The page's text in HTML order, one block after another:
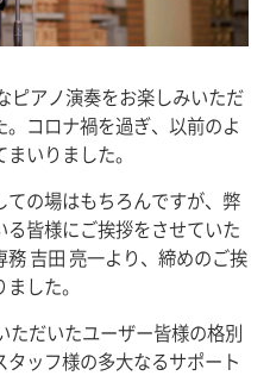
ピアノ演奏をお楽しみいただ
コロナ禍を過ぎ、以前のよ
いりました。
の場はもちろんですが、弊
皆様にご挨拶をさせていた
吉田 亮一より、締めのご挨
した。
ただいたユーザー皆様の格別
ッフ様の多大なるサポート